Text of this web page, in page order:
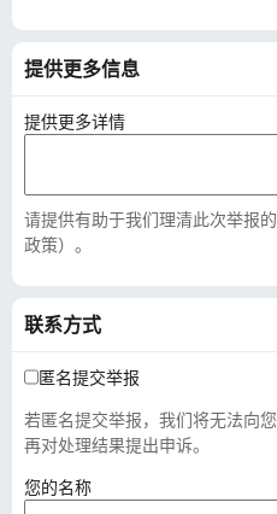
提供更多信息
提供更多详情
请提供有助于我们理清此次举报
政策）。
联系方式
匿名提交举报
若匿名提交举报，我们将无法向
再对处理结果提出申诉。
您的名称（